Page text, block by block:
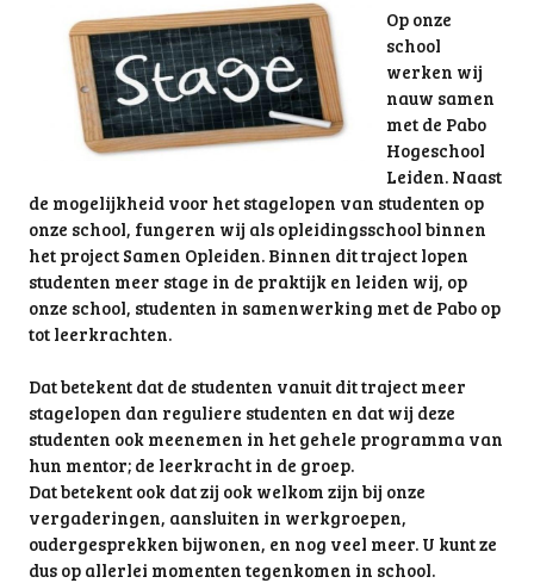
Op onze
school
werken wij
nauw samen
met de Pabo
Hogeschool
Leiden. Naast
de mogelijkheid voor het stagelopen van studenten op
onze school, fungeren wij als opleidingsschool binnen
het project Samen Opleiden. Binnen dit traject lopen
studenten meer stage in de praktijk en leiden wij, op
onze school, studenten in samenwerking met de Pabo op
tot leerkrachten.
Dat betekent dat de studenten vanuit dit traject meer
stagelopen dan reguliere studenten en dat wij deze
studenten ook meenemen in het gehele programma van
hun mentor; de leerkracht in de groep.
Dat betekent ook dat zij ook welkom zijn bij onze
vergaderingen, aansluiten in werkgroepen,
oudergesprekken bijwonen, en nog veel meer. U kunt ze
dus op allerlei momenten tegenkomen in school.